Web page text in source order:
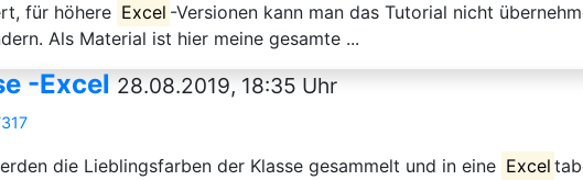
für höhere Excel -Versionen kann man das Tutorial nicht
Als Material ist hier meine gesamte ...
-Excel 28.08.2019, 18:35 Uhr
die Lieblingsfarben der Klasse gesammelt und in eine Excel